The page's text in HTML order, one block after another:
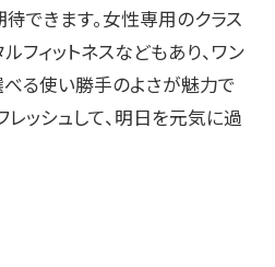
できます。女性専用のクラス
フィットネスなどもあり、ワン
る使い勝手のよさが魅力で
レッシュして、明日を元気に過